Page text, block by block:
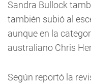
Sandra Bullock
también subió al
aunque en la
australiano Chris
Según reportó la